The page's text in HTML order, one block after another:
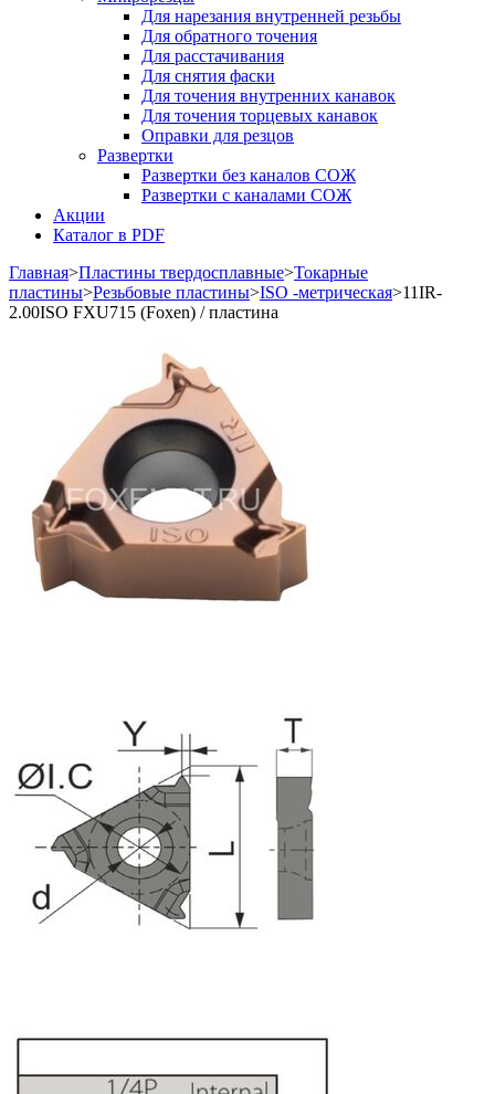
Для нарезания внутренней резьбы
Для обратного точения
Для расстачивания
Для снятия фаски
Для точения внутренних канавок
Для точения торцевых канавок
Оправки для резцов
Развертки
Развертки без каналов СОЖ
Развертки с каналами СОЖ
Акции
Каталог в PDF
Главная>Пластины твердосплавные>Токарные
пластины>Резьбовые пластины>ISO -метрическая>11IR-
2.00ISO FXU715 (Foxen) / пластина